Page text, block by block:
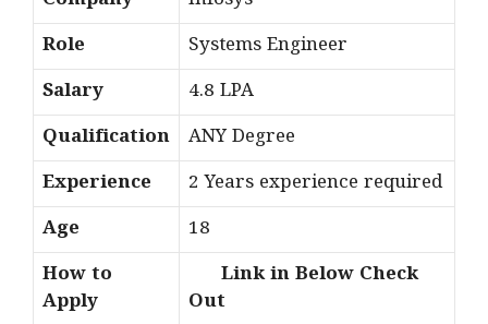
Role
Systems Engineer
Salary
4.8 LPA
Qualification
ANY Degree
Experience
2 Years experience required
Age
18
How to
Apply
Link in Below Check
Out